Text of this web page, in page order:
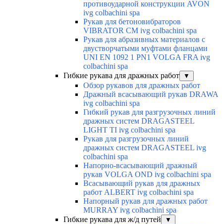
противоударной конструкции AVON
ivg colbachini spa
Рукав для бетоновибраторов
VIBRATOR CM ivg colbachini spa
Рукав для абразивных материалов с
двустворчатыми муфтами фланцами
UNI EN 1092 1 PN1 VOLGA FRA ivg
colbachini spa
Гибкие рукава для дражных работ
▼
Обзор рукавов для дражных работ
Дражный всасывающий рукав DRAWA
ivg colbachini spa
Гибкий рукав для разгрузочных линий
дражных систем DRAGASTEEL
LIGHT TI ivg colbachini spa
Рукав для разгрузочных линий
дражных систем DRAGASTEEL ivg
colbachini spa
Напорно-всасывающий дражный
рукав VOLGA OND ivg colbachini spa
Всасывающий рукав для дражных
работ ALBERT ivg colbachini spa
Напорный рукав для дражных работ
MURRAY ivg colbachini spa
Гибкие рукава для ж/д путей
▼